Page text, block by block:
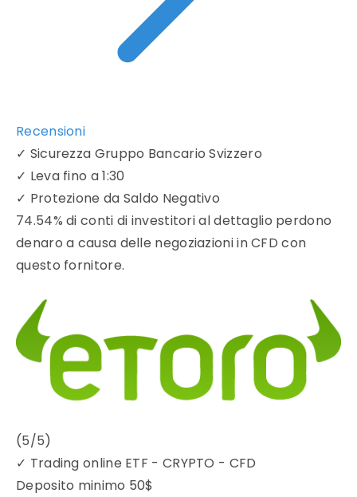
Recensioni
✓ Sicurezza Gruppo Bancario Svizzero
✓ Leva fino a 1:30
✓ Protezione da Saldo Negativo
74.54% di conti di investitori al dettaglio perdono
denaro a causa delle negoziazioni in CFD con
questo fornitore.
(5/5)
✓ Trading online ETF - CRYPTO - CFD
Deposito minimo 50$